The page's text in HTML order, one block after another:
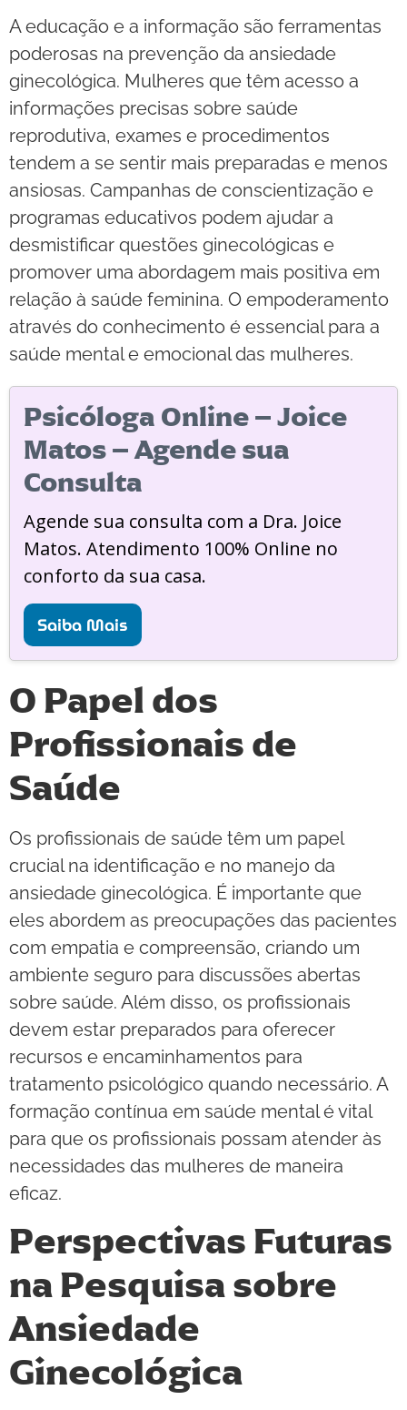
A educação e a informação são ferramentas
poderosas na prevenção da ansiedade
ginecológica. Mulheres que têm acesso a
informações precisas sobre saúde
reprodutiva, exames e procedimentos
tendem a se sentir mais preparadas e menos
ansiosas. Campanhas de conscientização e
programas educativos podem ajudar a
desmistificar questões ginecológicas e
promover uma abordagem mais positiva em
relação à saúde feminina. O empoderamento
através do conhecimento é essencial para a
saúde mental e emocional das mulheres.
Psicóloga Online – Joice
Matos – Agende sua
Consulta
Agende sua consulta com a Dra. Joice
Matos. Atendimento 100% Online no
conforto da sua casa.
Saiba Mais
O Papel dos
Profissionais de
Saúde
Os profissionais de saúde têm um papel
crucial na identificação e no manejo da
ansiedade ginecológica. É importante que
eles abordem as preocupações das pacientes
com empatia e compreensão, criando um
ambiente seguro para discussões abertas
sobre saúde. Além disso, os profissionais
devem estar preparados para oferecer
recursos e encaminhamentos para
tratamento psicológico quando necessário. A
formação contínua em saúde mental é vital
para que os profissionais possam atender às
necessidades das mulheres de maneira
eficaz.
Perspectivas Futuras
na Pesquisa sobre
Ansiedade
Ginecológica